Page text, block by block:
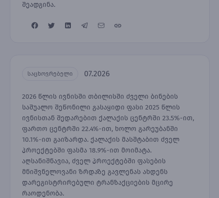
შეადგინა.
საცხოვრებელი 07.2026
2026 წლის ივნისში თბილისში ძველი ბინების
საშუალო შეწონილი გასაყიდი ფასი 2025 წლის
ივნისთან შედარებით ქალაქის ცენტრში 23.5%-ით,
ფართო ცენტრში 22.4%-ით, ხოლო გარეუბანში
10.1%-ით გაიზარდა. ქალაქის მასშტაბით ძველ
პროექტებში ფასმა 18.9%-ით მოიმატა.
აღსანიშნავია, ძველ პროექტებში ფასების
მნიშვნელოვანი ზრდაზე გავლენას ახდენს
დარეგისტრირებული ტრანზაქციების მცირე
რაოდენობა.